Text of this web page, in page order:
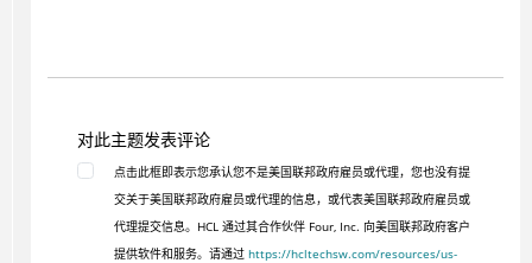
对此主题发表评论
点击此框即表示您承认您不是美国联邦政府雇员或代理，您也没有提
交关于美国联邦政府雇员或代理的信息，或代表美国联邦政府雇员或
代理提交信息。HCL 通过其合作伙伴 Four, Inc. 向美国联邦政府客户
提供软件和服务。请通过 https://hcltechsw.com/resources/us-